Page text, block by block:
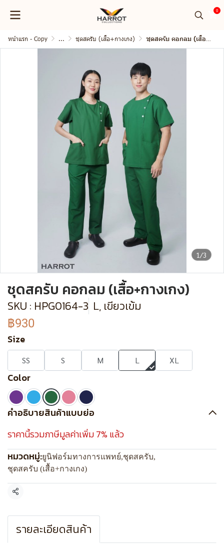
0
หน้าแรก - Copy ... ชุดสครับ (เสื้อ+กางเกง) ชุดสครับ คอกลม (เสื้อ+กางเกง)
1/3
ชุดสครับ คอกลม (เสื้อ+กางเกง)
SKU : HPG0164-3 L, เขียวเข้ม
฿930
Size
SS S M L XL
Color
คำอธิบายสินค้าแบบย่อ
ราคานี้รวมภาษีมูลค่าเพิ่ม 7% แล้ว
หมวดหมู่:ยูนิฟอร์มทางการแพทย์,ชุดสครับ,
ชุดสครับ (เสื้อ+กางเกง)
แชร์
รายละเอียดสินค้า